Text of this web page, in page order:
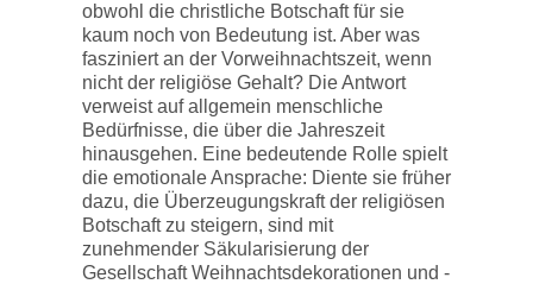
obwohl die christliche Botschaft für sie
kaum noch von Bedeutung ist. Aber was
fasziniert an der Vorweihnachtszeit, wenn
nicht der religiöse Gehalt? Die Antwort
verweist auf allgemein menschliche
Bedürfnisse, die über die Jahreszeit
hinausgehen. Eine bedeutende Rolle spielt
die emotionale Ansprache: Diente sie früher
dazu, die Überzeugungskraft der religiösen
Botschaft zu steigern, sind mit
zunehmender Säkularisierung der
Gesellschaft Weihnachtsdekorationen und -